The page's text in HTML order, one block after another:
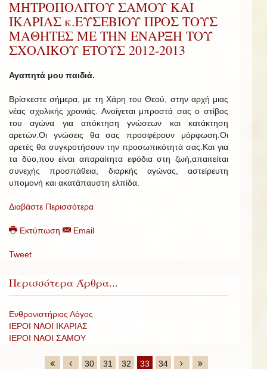
ΜΗΤΡΟΠΟΛΙΤΟΥ ΣΑΜΟΥ ΚΑΙ
ΙΚΑΡΙΑΣ κ.ΕΥΣΕΒΙΟΥ ΠΡΟΣ ΤΟΥΣ
ΜΑΘΗΤΕΣ ΜΕ ΤΗΝ ΕΝΑΡΞΗ ΤΟΥ
ΣΧΟΛΙΚΟΥ ΕΤΟΥΣ 2012-2013
Αγαπητά μου παιδιά.
Βρίσκεστε σήμερα, με τη Χάρη του Θεού, στην αρχή μιας
νέας σχολικής χρονιάς. Ανοίγεται μπροστά σας ο στίβος
του αγώνα για απόκτηση γνώσεων και κατάκτηση
αρετών.Οι γνώσεις θα σας προσφέρουν μόρφωση.Οι
αρετές θα συγκροτήσουν την προσωπικότητά σας.Και για
τα δύο,που είναι απαραίτητα εφόδια στη ζωή,απαιτείται
συνεχής προσπάθεια, διαρκής αγώνας, αστείρευτη
υπομονή και ακατάπαυστη ελπίδα.
Διαβάστε Περισσότερα
Εκτύπωση Email
Tweet
Περισσότερα Άρθρα...
Ενθρονιστήριος Λόγος
ΙΕΡΟΙ ΝΑΟΙ ΙΚΑΡΙΑΣ
ΙΕΡΟΙ ΝΑΟΙ ΣΑΜΟΥ
30 31 32 33 34